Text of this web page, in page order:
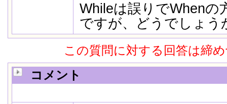
Whileは誤りでWhenの
ですが、どうでしょう
この質問に対する回答は締
コメント